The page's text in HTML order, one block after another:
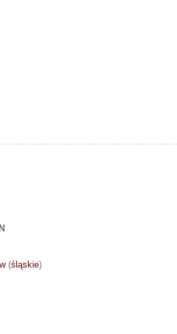
(śląskie)